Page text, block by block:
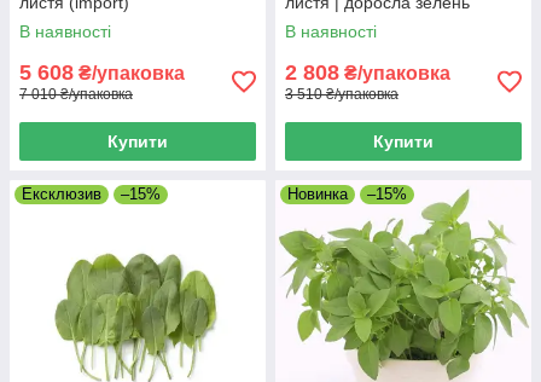
В наявності
5 608 ₴/упаковка
7 010 ₴/упаковка
Купити
(import)
В наявності
2 808 ₴/упаковка
3 510 ₴/упаковка
Купити
Ексклюзив –15% Новинка –15%